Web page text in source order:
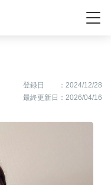
登録日
：2024/12/28
最終更新日 ：2026/04/16
-